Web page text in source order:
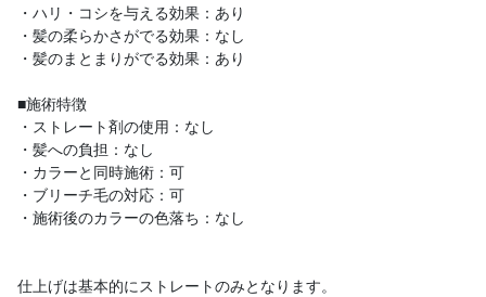
・ハリ・コシを与える効果：あり
・髪の柔らかさがでる効果：なし
・髪のまとまりがでる効果：あり
■施術特徴
・ストレート剤の使用：なし
・髪への負担：なし
・カラーと同時施術：可
・ブリーチ毛の対応：可
・施術後のカラーの色落ち：なし
仕上げは基本的にストレートのみとなります。